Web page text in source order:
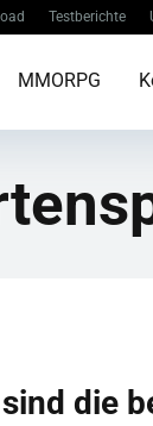
Testberichte
MMORPG
die